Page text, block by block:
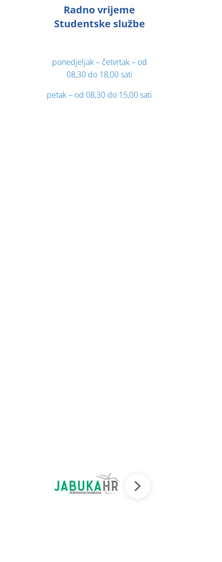
Radno vrijeme
Studentske službe
ponedjeljak – četvrtak – od
08,30 do 18,00 sati
petak – od 08,30 do 15,00 sati